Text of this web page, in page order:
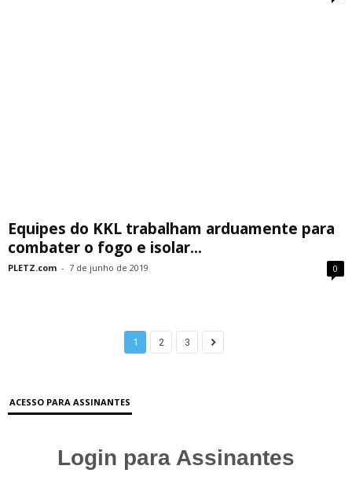
Equipes do KKL trabalham arduamente para
combater o fogo e isolar...
PLETZ.com - 7 de junho de 2019 0
1 2 3
ACESSO PARA ASSINANTES
Login para Assinantes